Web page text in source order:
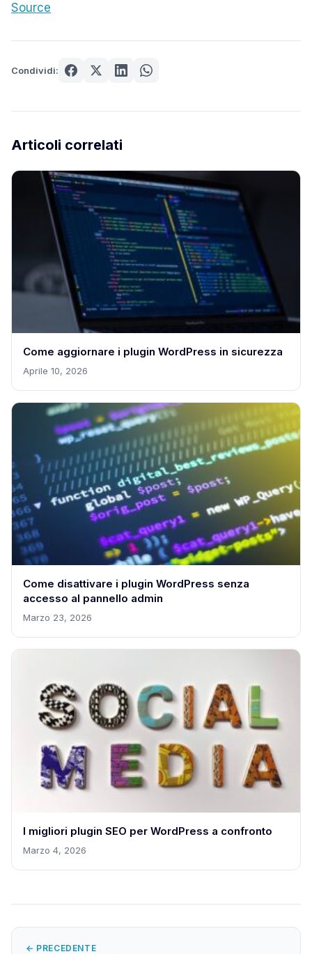
Source
Condividi:
Articoli correlati
Come aggiornare i plugin WordPress in sicurezza
Aprile 10, 2026
Come disattivare i plugin WordPress senza
accesso al pannello admin
Marzo 23, 2026
I migliori plugin SEO per WordPress a confronto
Marzo 4, 2026
← PRECEDENTE